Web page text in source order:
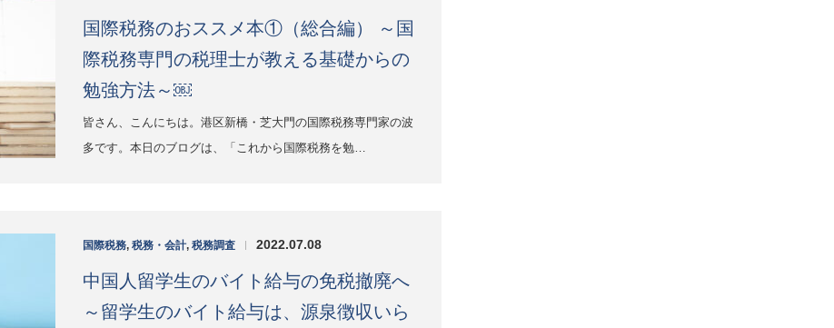
国際税務のおススメ本①（総合編） ～国
際税務専門の税理士が教える基礎からの
勉強方法～￼
皆さん、こんにちは。港区新橋・芝大門の国際税務専門家の波
多です。本日のブログは、「これから国際税務を勉…
国際税務, 税務・会計, 税務調査 | 2022.07.08
中国人留学生のバイト給与の免税撤廃へ
～留学生のバイト給与は、源泉徴収いら